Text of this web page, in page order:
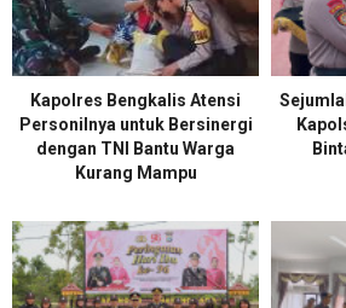
Kapolres Bengkalis Atensi
Personilnya untuk Bersinergi
dengan TNI Bantu Warga
Kurang Mampu